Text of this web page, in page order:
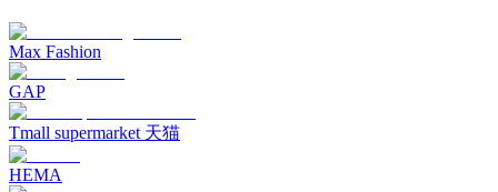
Max Fashion
GAP
Tmall supermarket 天猫
HEMA